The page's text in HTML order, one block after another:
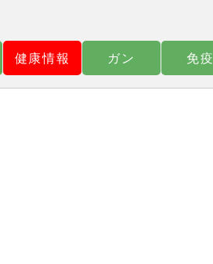
健康情報 ガン 免疫